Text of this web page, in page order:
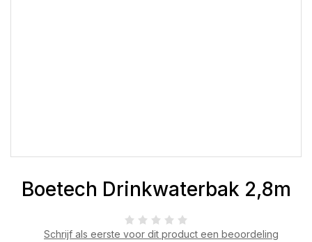
Boetech Drinkwaterbak 2,8m
Schrijf als eerste voor dit product een beoordeling